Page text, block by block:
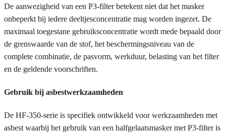
De aanwezigheid van een P3-filter betekent niet dat het masker
onbeperkt bij iedere deeltjesconcentratie mag worden ingezet. De
maximaal toegestane gebruiksconcentratie wordt mede bepaald door
de grenswaarde van de stof, het beschermingsniveau van de
complete combinatie, de pasvorm, werkduur, belasting van het filter
en de geldende voorschriften.
Gebruik bij asbestwerkzaamheden
De HF-350-serie is specifiek ontwikkeld voor werkzaamheden met
asbest waarbij het gebruik van een halfgelaatsmasker met P3-filter is